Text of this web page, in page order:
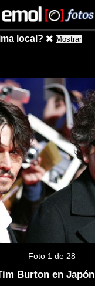
local? Mostrar
Foto 1 de 28
Burton en Japón